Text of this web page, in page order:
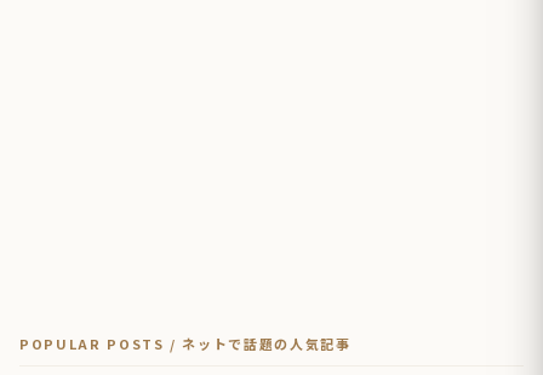
POPULAR POSTS / ネットで話題の人気記事